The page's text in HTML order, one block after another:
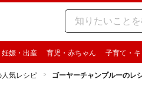
妊娠・出産 育児・赤ちゃん 子育て・
気レシピ ゴーヤーチャンプルーのレ